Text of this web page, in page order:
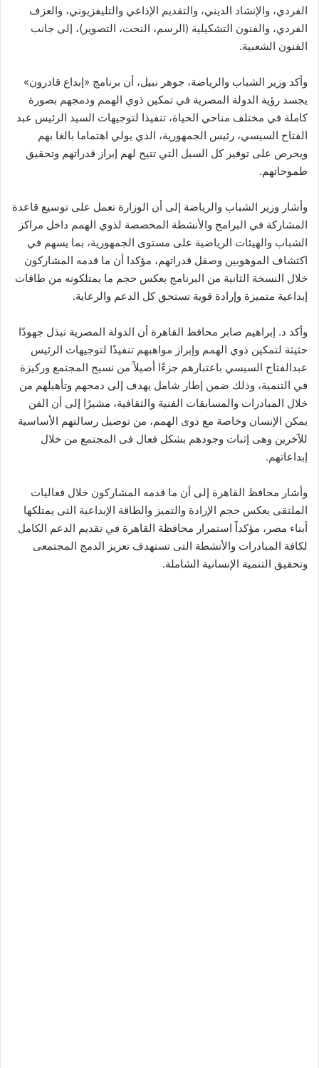
الفردي، والإنشاد الديني، والتقديم الإذاعي والتليفزيوني، والعزف
الفردي، والفنون التشكيلية (الرسم، النحت، التصوير)، إلى جانب
الفنون الشعبية.
وأكد وزير الشباب والرياضة، جوهر نبيل، أن برنامج «إبداع قادرون»
يجسد رؤية الدولة المصرية في تمكين ذوي الهمم ودمجهم بصورة
كاملة في مختلف مناحي الحياة، تنفيذا لتوجيهات السيد الرئيس عبد
الفتاح السيسي، رئيس الجمهورية، الذي يولي اهتماما بالغا بهم
ويحرص على توفير كل السبل التي تتيح لهم إبراز قدراتهم وتحقيق
طموحاتهم.
وأشار وزير الشباب والرياضة إلى أن الوزارة تعمل على توسيع قاعدة
المشاركة في البرامج والأنشطة المخصصة لذوي الهمم داخل مراكز
الشباب والهيئات الرياضية على مستوى الجمهورية، بما يسهم في
اكتشاف الموهوبين وصقل قدراتهم، مؤكدا أن ما قدمه المشاركون
خلال النسخة الثانية من البرنامج يعكس حجم ما يمتلكونه من طاقات
إبداعية متميزة وإرادة قوية تستحق كل الدعم والرعاية.
وأكد د. إبراهيم صابر محافظ القاهرة أن الدولة المصرية تبذل جهودًا
حثيثة لتمكين ذوي الهمم وإبراز مواهبهم تنفيذًا لتوجيهات الرئيس
عبدالفتاح السيسي باعتبارهم جزءًا أصيلاً من نسيج المجتمع وركيزة
في التنمية، وذلك ضمن إطار شامل يهدف إلى دمجهم وتأهيلهم من
خلال المبادرات والمسابقات الفنية والثقافية، مشيرًا إلى أن الفن
يمكن الإنسان وخاصة مع ذوى الهمم، من توصيل رسالتهم الأساسية
للآخرين وهى إثبات وجودهم بشكل فعال فى المجتمع من خلال
إبداعاتهم.
وأشار محافظ القاهرة إلى أن ما قدمه المشاركون خلال فعاليات
الملتقى يعكس حجم الإرادة والتميز والطاقة الإبداعية التى يمتلكها
أبناء مصر، مؤكداً استمرار محافظة القاهرة في تقديم الدعم الكامل
لكافة المبادرات والأنشطة التى تستهدف تعزيز الدمج المجتمعى
وتحقيق التنمية الإنسانية الشاملة.